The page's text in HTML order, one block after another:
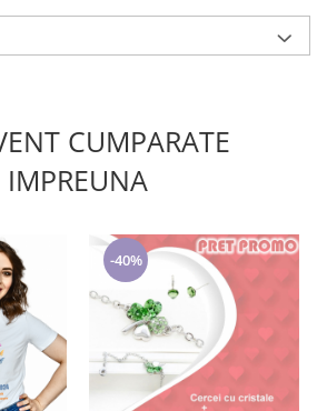
CUMPARATE
IMPREUNA
-40%